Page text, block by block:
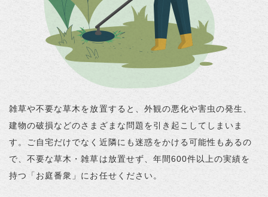
雑草や不要な草木を放置すると、外観の悪化や害虫の発生、
建物の破損などのさまざまな問題を引き起こしてしまいま
す。ご自宅だけでなく近隣にも迷惑をかける可能性もあるの
で、不要な草木・雑草は放置せず、年間600件以上の実績を
持つ「お庭番衆」にお任せください。